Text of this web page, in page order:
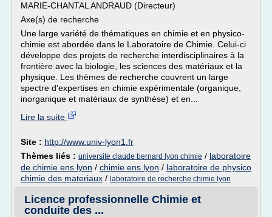
MARIE-CHANTAL ANDRAUD (Directeur)
Axe(s) de recherche
Une large variété de thématiques en chimie et en physico-
chimie est abordée dans le Laboratoire de Chimie. Celui-ci
développe des projets de recherche interdisciplinaires à la
frontière avec la biologie, les sciences des matériaux et la
physique. Les thèmes de recherche couvrent un large
spectre d'expertises en chimie expérimentale (organique,
inorganique et matériaux de synthèse) et en...
Lire la suite
Site : http://www.univ-lyon1.fr
Thèmes liés : universite claude bernard lyon chimie / laboratoire
de chimie ens lyon / chimie ens lyon / laboratoire de physico
chimie des materiaux / laboratoire de recherche chimie lyon
Licence professionnelle Chimie et
conduite des ...